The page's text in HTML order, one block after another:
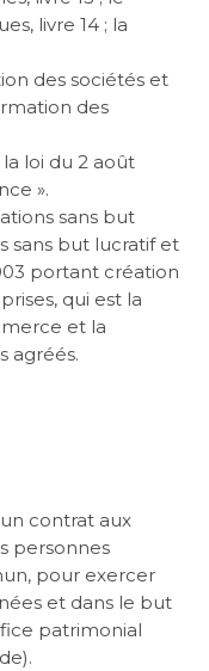
livre 14 ; la
des sociétés et
des
loi du 2 août
».
sans but
sans but lucratif et
portant création
qui est la
et la
agréés.
contrat aux
personnes
pour exercer
et dans le but
patrimonial